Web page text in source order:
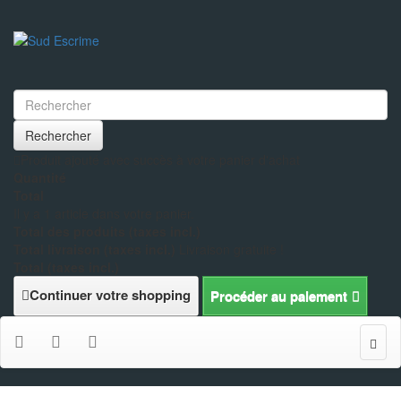
Rechercher
Continuer votre shopping Procéder au paiement